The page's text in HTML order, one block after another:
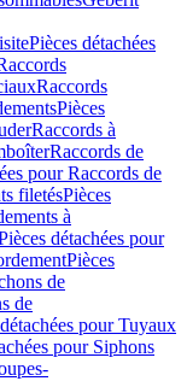
Pièces détachées
Raccords
Pièces
Raccords à
Raccords de
pour Raccords de
filetésPièces
à
détachées pour
Pièces
de
de
pour Tuyaux
pour Siphons